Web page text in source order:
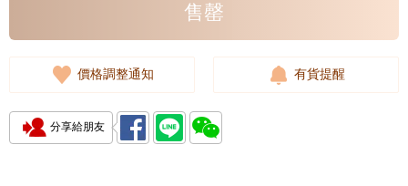
售罄
價格調整通知 有貨提醒
分享給朋友